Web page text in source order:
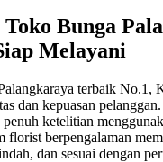
Bunga
Melayani
terbaik No.1,
dan kepuasan
ketelitian
florist berpengalaman
dan sesuai dengan